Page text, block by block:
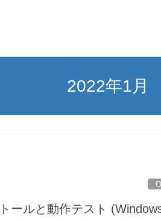
2022年1月
ールと動作テスト